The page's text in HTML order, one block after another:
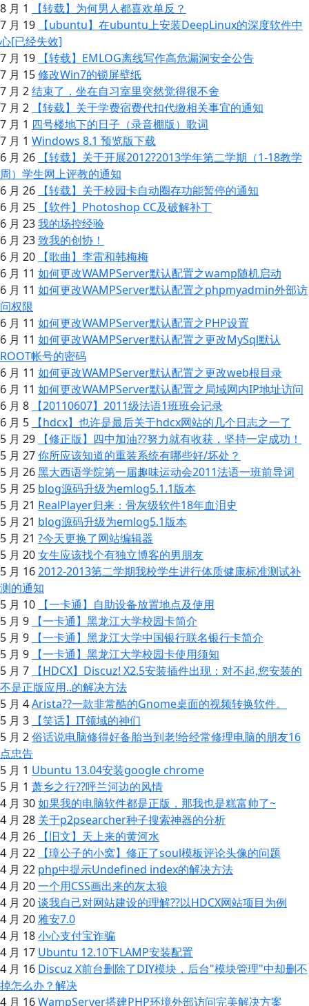
8 月 1
【转载】为何男人都喜欢单反？
7 月 19
【ubuntu】在ubuntu上安装DeepLinux的深度软件中
心[已经失效]
7 月 19
【转载】EMLOG离线写作高危漏洞安全公告
7 月 15修改Win7的锁屏壁纸
7 月 2结束了，坐在自习室里突然觉得很不舍
7 月 2
【转载】关于学费宿费代扣代缴相关事宜的通知
7 月 1 四号楼地下的日子（录音棚版）歌词
7 月 1 Windows 8.1 预览版下载
6 月 26
【转载】关于开展2012?2013学年第二学期（1-18教学
周）学生网上评教的通知
6 月 26
【转载】关于校园卡自动圈存功能暂停的通知
6 月 25
【软件】Photoshop CC及破解补丁
6 月 23我的场控经验
6 月 23致我的创协！
6 月 20
【歌曲】李雷和韩梅梅
6 月 11 如何更改WAMPServer默认配置之wamp随机启动
6 月 11 如何更改WAMPServer默认配置之phpmyadmin外部访
问权限
6 月 11 如何更改WAMPServer默认配置之PHP设置
6 月 11 如何更改WAMPServer默认配置之更改MySql默认
ROOT帐号的密码
6 月 11 如何更改WAMPServer默认配置之更改web根目录
6 月 11 如何更改WAMPServer默认配置之局域网内IP地址访问
6 月 8
【20110607】2011级法语1班班会记录
6 月 5
【hdcx】也许是最后关于hdcx网站的几个日志之一了
5 月 29
【修正版】四中加油??努力就有收获，坚持一定成功！
5 月 27你所应该知道的重装系统有哪些好/坏处？
5 月 26黑大西语学院第一届趣味运动会2011法语一班前导词
5 月 25 blog源码升级为emlog5.1.1版本
5 月 21 RealPlayer归来：骨灰级软件18年血泪史
5 月 21 blog源码升级为emlog5.1版本
5 月 21 ?今天更换了网站编辑器
5 月 20女生应该找个有独立博客的男朋友
5 月 162012-2013第二学期我校学生进行体质健康标准测试补
测的通知
5 月 10
【一卡通】自助设备放置地点及使用
5 月 9
【一卡通】黑龙江大学校园卡简介
5 月 9
【一卡通】黑龙江大学中国银行联名银行卡简介
5 月 9
【一卡通】黑龙江大学校园卡使用须知
5 月 7
【HDCX】Discuz! X2.5安装插件出现：对不起,您安装的
不是正版应用..的解决方法
5 月 4Arista??一款非常酷的Gnome桌面的视频转换软件。
5 月 3
【笑话】IT领域的神们
5 月 2俗话说电脑修得好备胎当到老!给经常修理电脑的朋友16
点忠告
5 月 1 Ubuntu 13.04安装google chrome
5 月 1 萧乡之行??呼兰河边的风情
4 月 30如果我的电脑软件都是正版，那我也是糕富帅了~
4 月 28 关于p2psearcher种子搜索神器的分析
4 月 26
【旧文】天上来的黄河水
4 月 22
【璋公子的小窝】修正了soul模板评论头像的问题
4 月 22 php中提示Undefined index的解决方法
4 月 20一个用CSS画出来的灰太狼
4 月 20谈我自己对网站建设的理解??以HDCX网站项目为例
4 月 20雅安7.0
4 月 18小心支付宝诈骗
4 月 17 Ubuntu 12.10下LAMP安装配置
4 月 16 Discuz X前台删除了DIY模块，后台"模块管理"中却删不
掉怎么办？解决
4 月 16WampServer搭建PHP环境外部访问完美解决方案